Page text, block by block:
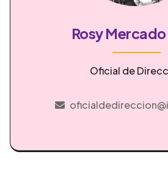
Rosy Mercado
Oficial de